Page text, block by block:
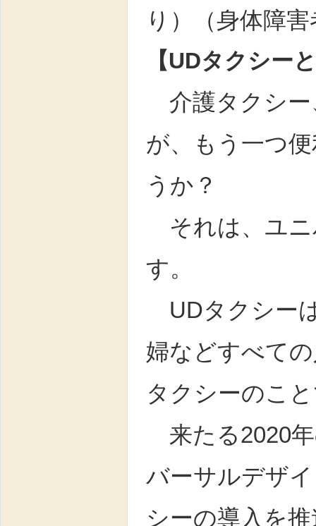
り）（身体障
【UDタクシー
介護タクシー
が、もう一つ
うか？
それは、ユニ
す。
UDタクシー
婦などすべて
タクシーのこ
来たる2020
バーサルデザ
シーの導入を